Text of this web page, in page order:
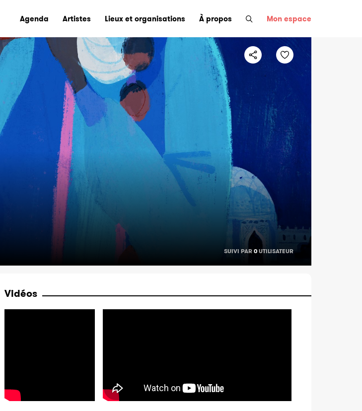
Agenda Artistes Lieux et organisations À propos Mon espace
SUIVI PAR 0 UTILISATEUR
Vidéos